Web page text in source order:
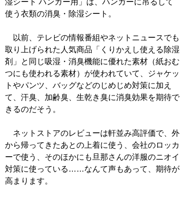
使う衣類の消臭・除湿シート。
以前、テレビの情報番組やネットニュースでも
取り上げられた人気商品「くりかえし使える除湿
剤」と同じ吸湿・消臭機能に優れた素材（紙おむ
つにも使われる素材）が使われていて、ジャケッ
トやパンツ、バッグなどのじめじめ対策に加え
て、汗臭、加齢臭、生乾き臭に消臭効果を期待で
きるのだそう。
ネットストアのレビューは軒並み高評価で、外
から帰ってきたあとの上着に使う、会社のロッカ
ーで使う、そのほかにも旦那さんの洋服のニオイ
対策に使っている……なんて声もあって、期待が
高まります。